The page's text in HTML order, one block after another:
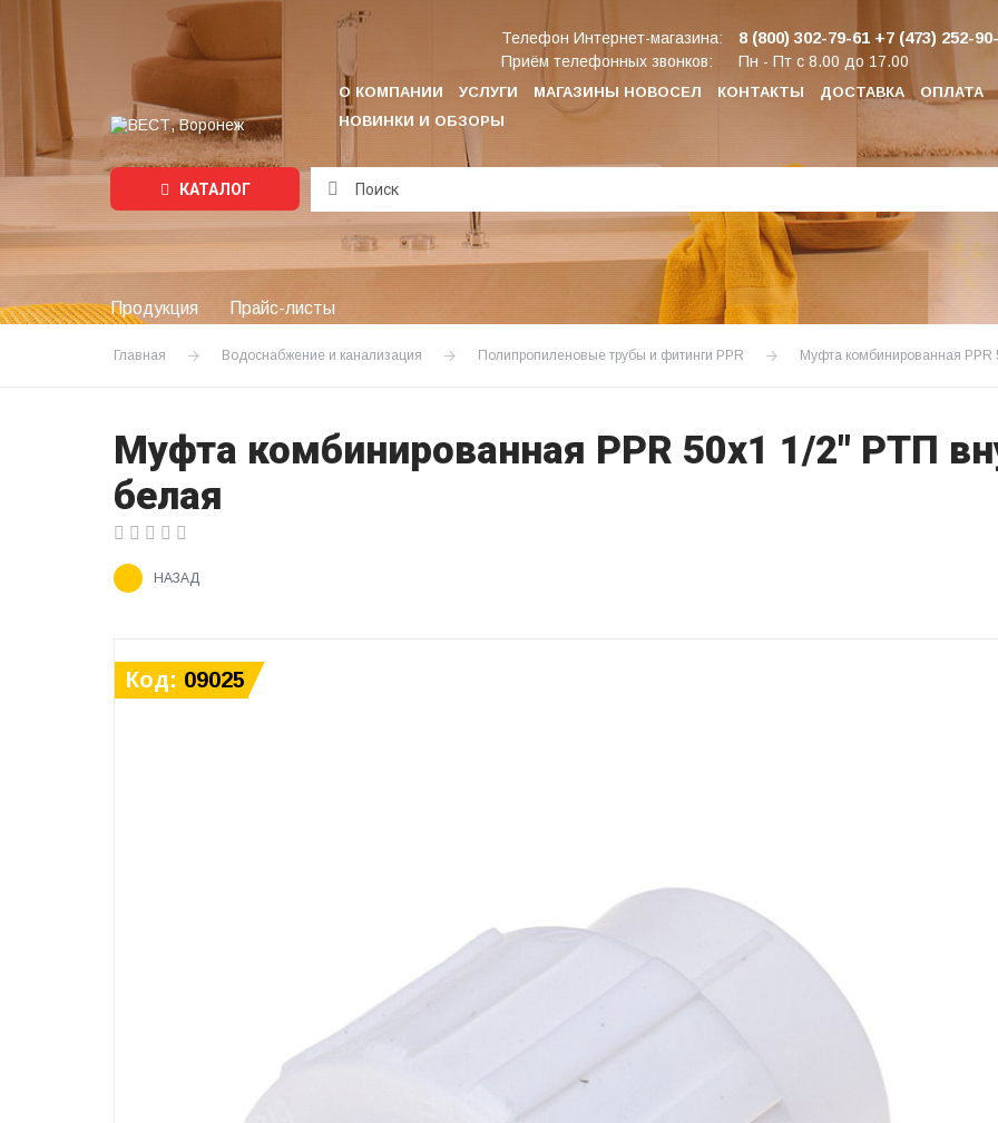
О КОМПАНИИ УСЛУГИ МАГАЗИНЫ НОВОСЕЛ КОНТАКТЫ ДОСТАВКА ОПЛАТА
НОВИНКИ И ОБЗОРЫ
Телефон Интернет-магазина: 8 (800) 302-79-61 +7 (473) 252-
Приём телефонных звонков: Пн - Пт с 8.00 до 17.00
КАТАЛОГ
Подождите...
Продукция Прайс-листы
Главная Водоснабжение и канализация Полипропиленовые трубы и фитинги PPR Муфта комбинированная PPR
Муфта комбинированная PPR 50х1 1/2" РТП
белая
НАЗАД
Код: 09025